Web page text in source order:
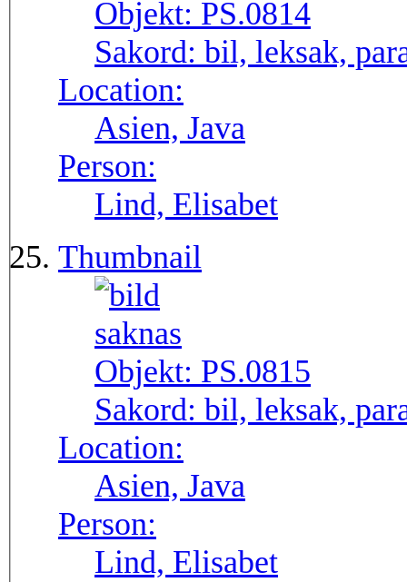
Objekt: PS.0814
Sakord: bil, leksak,
Location:
Asien, Java
Person:
Lind, Elisabet
Thumbnail
Objekt: PS.0815
Sakord: bil, leksak,
Location:
Asien, Java
Person:
Lind, Elisabet